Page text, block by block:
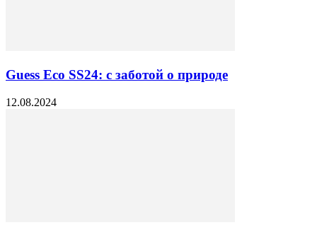
Guess Eco SS24: с заботой о природе
12.08.2024